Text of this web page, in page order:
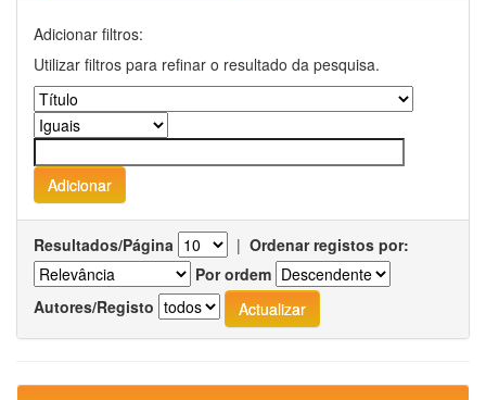
Adicionar filtros:
Utilizar filtros para refinar o resultado da pesquisa.
Resultados/Página | Ordenar registos por:
Por ordem
Autores/Registo